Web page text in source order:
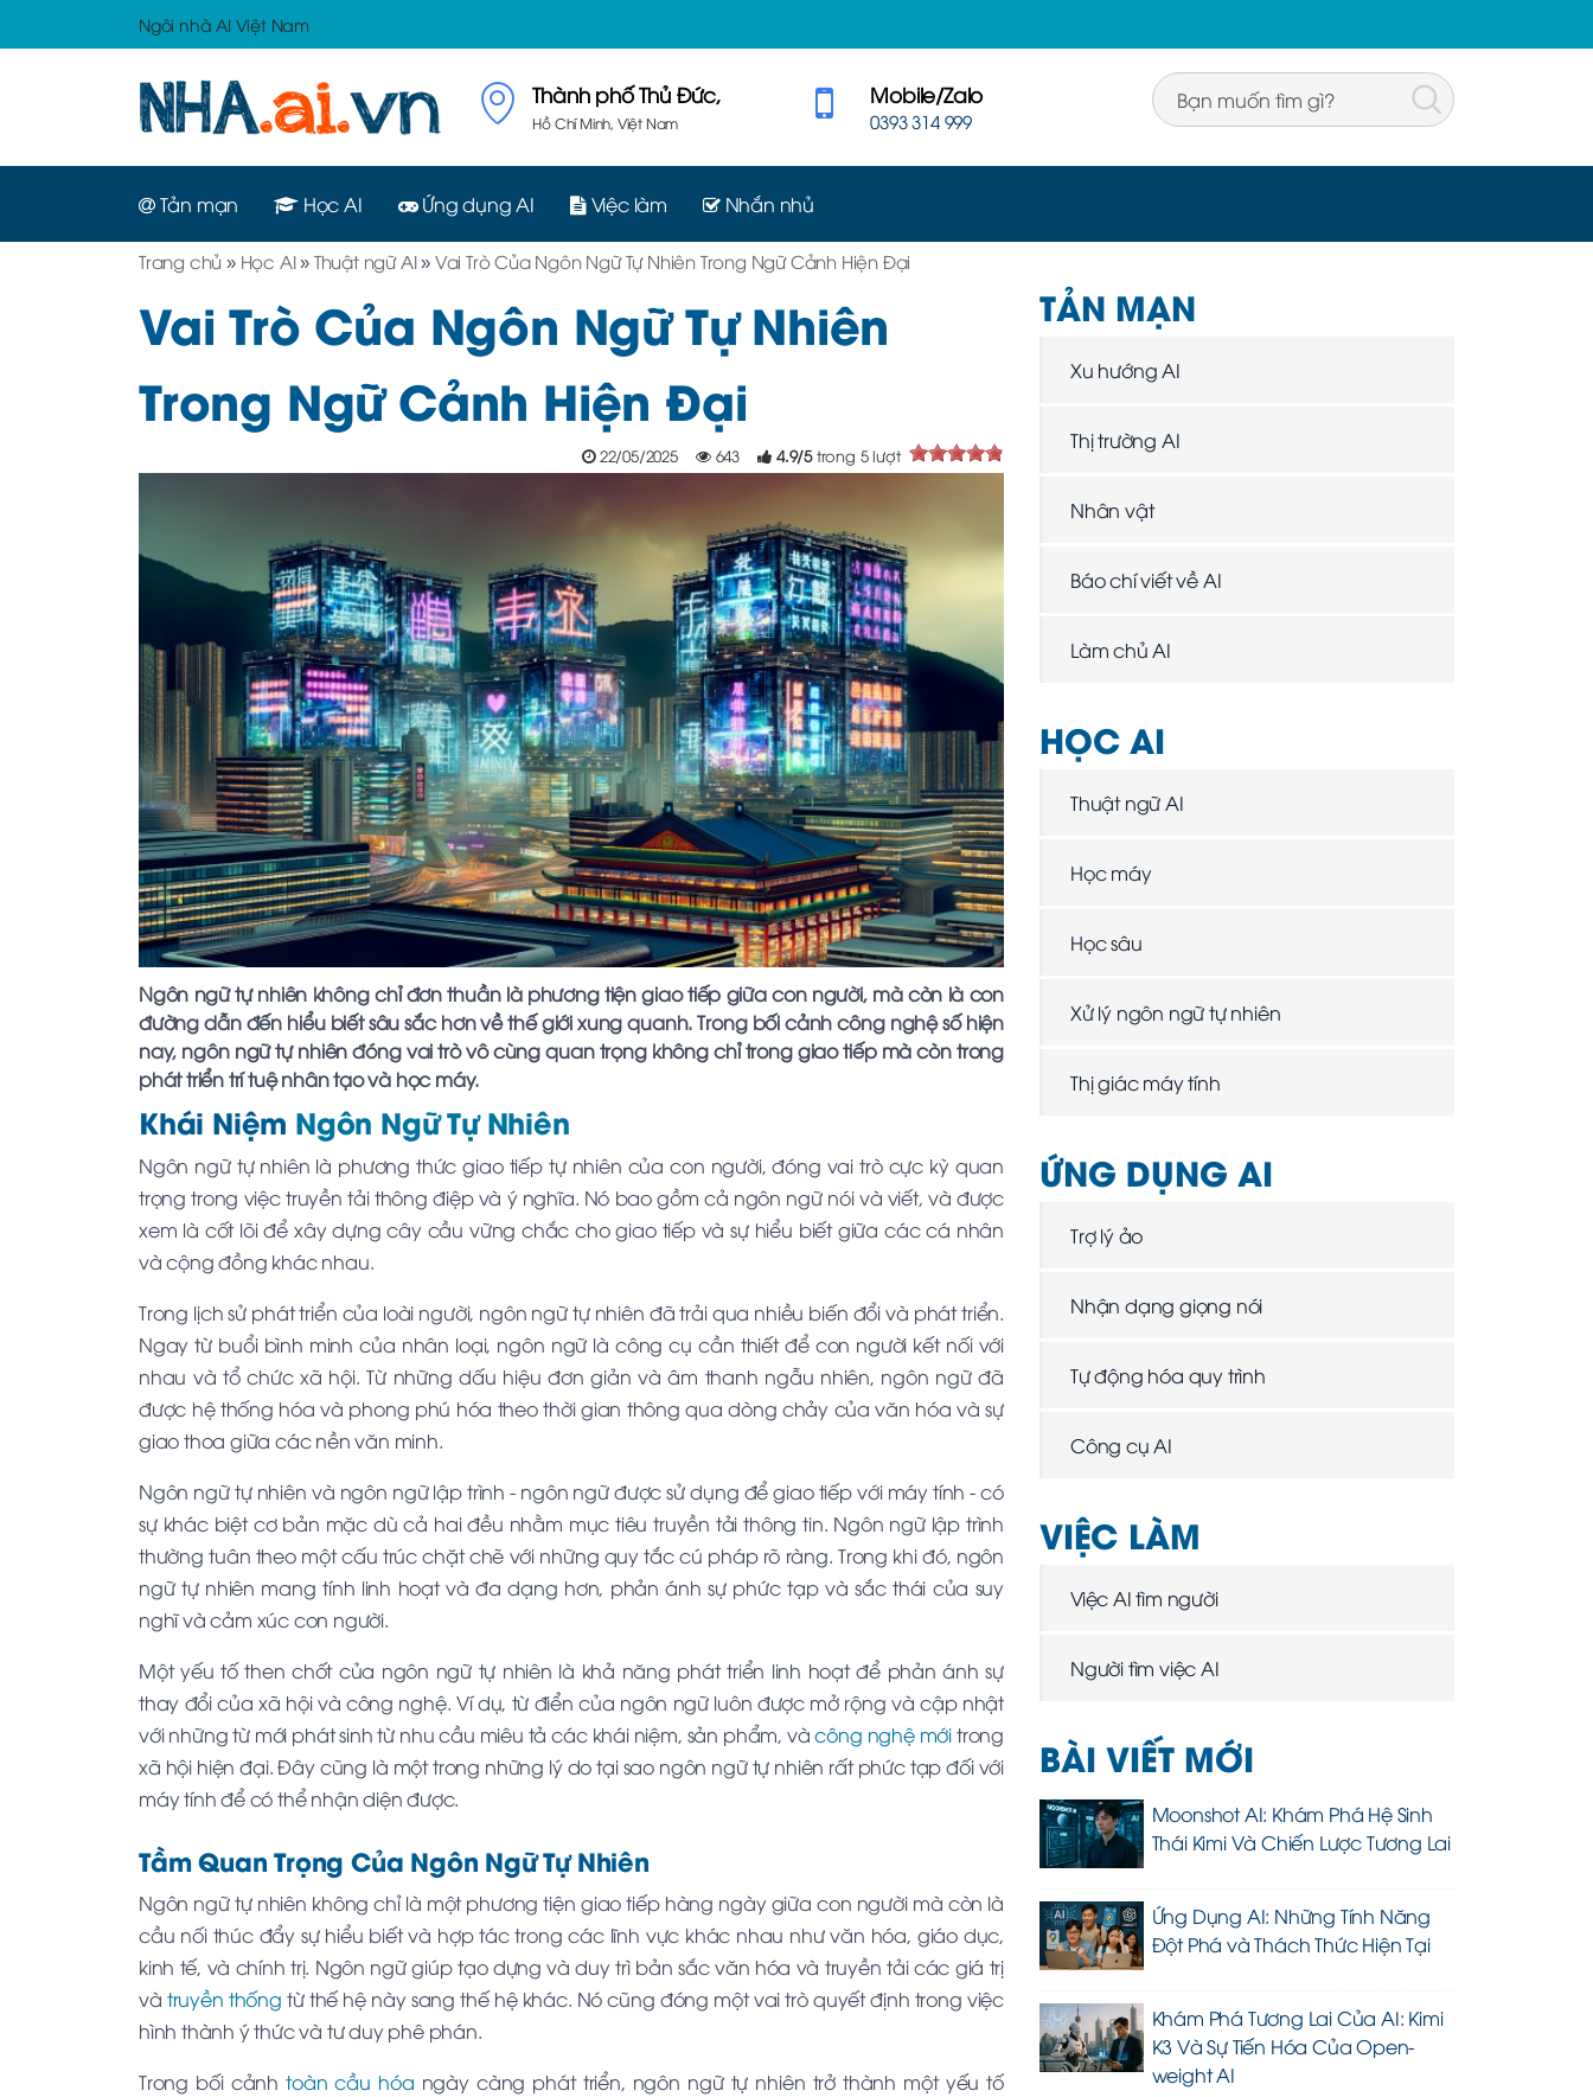
Ngôi nhà AI Việt Nam
Thành phố Thủ Đức,
Hồ Chí Minh, Việt Nam
Mobile/Zalo
0393 314 999
Tản mạn Học AI Ứng dụng AI Việc làm Nhắn nhủ
Trang chủ » Học AI» Thuật ngữ AI» Vai Trò Của Ngôn Ngữ Tự Nhiên Trong Ngữ Cảnh Hiện Đại
Vai Trò Của Ngôn Ngữ Tự Nhiên
Trong Ngữ Cảnh Hiện Đại
22/05/2025 643 4.9/5 trong 5lượt
Ngôn ngữ tự nhiên không chỉ đơn thuần là phương tiện giao tiếp giữa con người, mà còn là con
đường dẫn đến hiểu biết sâu sắc hơn về thế giới xung quanh. Trong bối cảnh công nghệ số hiện
nay, ngôn ngữ tự nhiên đóng vai trò vô cùng quan trọng không chỉ trong giao tiếp mà còn trong
phát triển trí tuệ nhân tạo và học máy.
Khái Niệm Ngôn Ngữ Tự Nhiên
Ngôn ngữ tự nhiên là phương thức giao tiếp tự nhiên của con người, đóng vai trò cực kỳ quan
trọng trong việc truyền tải thông điệp và ý nghĩa. Nó bao gồm cả ngôn ngữ nói và viết, và được
xem là cốt lõi để xây dựng cây cầu vững chắc cho giao tiếp và sự hiểu biết giữa các cá nhân
và cộng đồng khác nhau.
Trong lịch sử phát triển của loài người, ngôn ngữ tự nhiên đã trải qua nhiều biến đổi và phát triển.
Ngay từ buổi bình minh của nhân loại, ngôn ngữ là công cụ cần thiết để con người kết nối với
nhau và tổ chức xã hội. Từ những dấu hiệu đơn giản và âm thanh ngẫu nhiên, ngôn ngữ đã
được hệ thống hóa và phong phú hóa theo thời gian thông qua dòng chảy của văn hóa và sự
giao thoa giữa các nền văn minh.
Ngôn ngữ tự nhiên và ngôn ngữ lập trình - ngôn ngữ được sử dụng để giao tiếp với máy tính - có
sự khác biệt cơ bản mặc dù cả hai đều nhằm mục tiêu truyền tải thông tin. Ngôn ngữ lập trình
thường tuân theo một cấu trúc chặt chẽ với những quy tắc cú pháp rõ ràng. Trong khi đó, ngôn
ngữ tự nhiên mang tính linh hoạt và đa dạng hơn, phản ánh sự phức tạp và sắc thái của suy
nghĩ và cảm xúc con người.
Một yếu tố then chốt của ngôn ngữ tự nhiên là khả năng phát triển linh hoạt để phản ánh sự
thay đổi của xã hội và công nghệ. Ví dụ, từ điển của ngôn ngữ luôn được mở rộng và cập nhật
với những từ mới phát sinh từ nhu cầu miêu tả các khái niệm, sản phẩm, vàcông nghệ mớitrong
xã hội hiện đại. Đây cũng là một trong những lý do tại sao ngôn ngữ tự nhiên rất phức tạp đối với
máy tính để có thể nhận diện được.
Tầm Quan Trọng Của Ngôn Ngữ Tự Nhiên
Ngôn ngữ tự nhiên không chỉ là một phương tiện giao tiếp hàng ngày giữa con người mà còn là
cầu nối thúc đẩy sự hiểu biết và hợp tác trong các lĩnh vực khác nhau như văn hóa, giáo dục,
kinh tế, và chính trị. Ngôn ngữ giúp tạo dựng và duy trì bản sắc văn hóa và truyền tải các giá trị
và truyền thống từ thế hệ này sang thế hệ khác. Nó cũng đóng một vai trò quyết định trong việc
hình thành ý thức và tư duy phê phán.
Trong bối cảnhtoàn cầu hóa ngày càng phát triển, ngôn ngữ tự nhiên trở thành một yếu tố
TẢN MẠN
Xu hướng AI
Thị trường AI
Nhân vật
Báo chí viết về AI
Làm chủ AI
HỌC AI
Thuật ngữ AI
Học máy
Học sâu
Xử lý ngôn ngữ tự nhiên
Thị giác máy tính
ỨNG DỤNG AI
Trợ lý ảo
Nhận dạng giọng nói
Tự động hóa quy trình
Công cụ AI
VIỆC LÀM
Việc AI tìm người
Người tìm việc AI
BÀI VIẾT MỚI
Moonshot AI: Khám Phá Hệ Sinh
Thái Kimi Và Chiến Lược Tương Lai
Ứng Dụng AI: Những Tính Năng
Đột Phá và Thách Thức Hiện Tại
Khám Phá Tương Lai Của AI: Kimi
K3 Và Sự Tiến Hóa Của Open-
weight AI